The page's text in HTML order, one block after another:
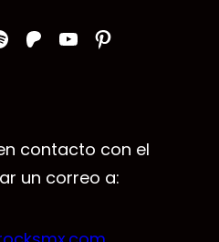
Patreon YouTube Pinterest
contacto con el
un correo a: